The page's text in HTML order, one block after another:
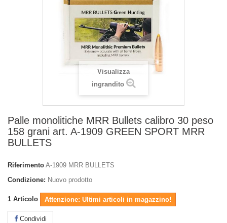
Visualizza
ingrandito
Palle monolitiche MRR Bullets calibro 30 peso
158 grani art. A-1909 GREEN SPORT MRR
BULLETS
Riferimento A-1909 MRR BULLETS
Condizione: Nuovo prodotto
1 Articolo Attenzione: Ultimi articoli in magazzino!
Condividi